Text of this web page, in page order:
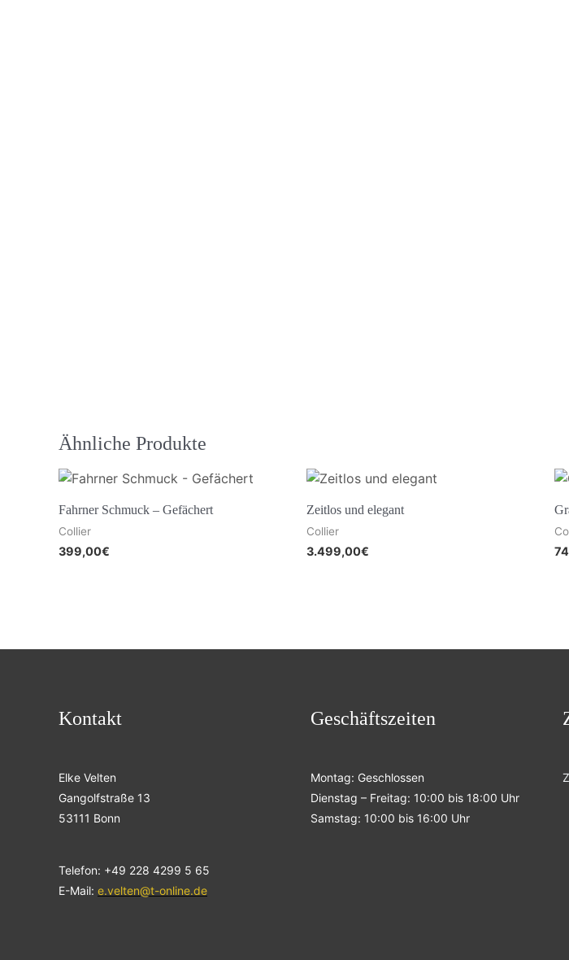
Ähnliche Produkte
Fahrner Schmuck – Gefächert
Collier
399,00€
Zeitlos und elegant
Collier
3.499,00€
Kontakt
Elke Velten
Gangolfstraße 13
53111 Bonn
Telefon: +49 228 4299 5 65
E-Mail: e.velten@t-online.de
Geschäftszeiten
Montag: Geschlossen
Dienstag – Freitag: 10:00 bis 18:00 Uhr
Samstag: 10:00 bis 16:00 Uhr